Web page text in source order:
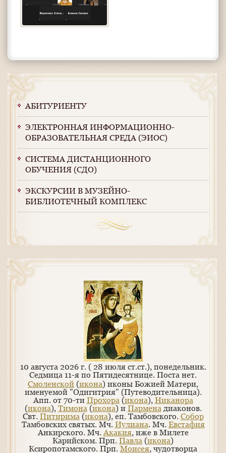
АБИТУРИЕНТУ
ЭЛЕКТРОННАЯ ИНФОРМАЦИОННО-
ОБРАЗОВАТЕЛЬНАЯ СРЕДА (ЭИОС)
СИСТЕМА ДИСТАНЦИОННОГО
ОБУЧЕНИЯ (СДО)
ЭКСКУРСИИ В МУЗЕЙНО-
БИБЛИОТЕЧНЫЙ КОМПЛЕКС
10 августа 2026 г. ( 28 июля ст.ст.), понедельник.
Седмица 11-я по Пятидесятнице. Поста нет.
Смоленской (икона) иконы Божией Матери,
именуемой "Одигитрия" (Путеводительница).
Апп. от 70-ти Прохора(икона), Никанора
(икона), Тимона(икона) и Парменадиаконов.
Свт. Питирима(икона), еп. Тамбовского. Собор
Тамбовских святых. Мч. Иулиана. Мч. Евстафия
Анкирского. Мч.Акакия, иже в Милете
Карийском. Прп. Павла (икона)
Ксиропотамского. Прп. Моисея, чудотворца